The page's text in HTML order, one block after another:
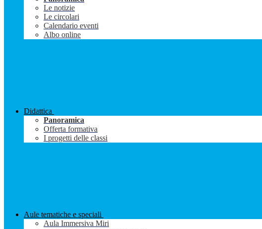
Le notizie
Le circolari
Calendario eventi
Albo online
Didattica
Panoramica
Offerta formativa
I progetti delle classi
Aule tematiche e speciali
Aula Immersiva Miri